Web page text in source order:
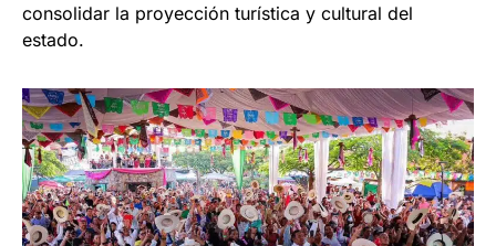
consolidar la proyección turística y cultural del
estado.